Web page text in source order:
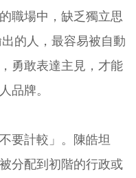
職場中，缺乏獨立思
的人，最容易被自動
勇敢表達主見，才能
品牌。
要計較」。陳皓坦
分配到初階的行政或